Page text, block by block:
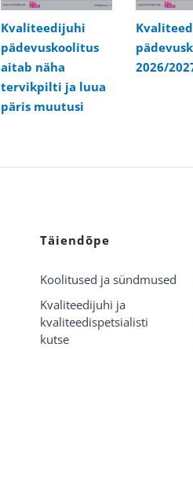
Kvaliteedijuhi
pädevuskoolitus
aitab näha
tervikpilti ja luua
päris muutusi
2026/
Täiendõpe
Koolitused ja sündmused
Kvaliteedijuhi ja
kvaliteedispetsialisti
kutse